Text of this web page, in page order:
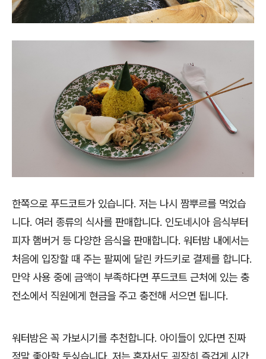
한쪽으로 푸드코트가 있습니다. 저는 나시 짬뿌르를 먹었습
니다. 여러 종류의 식사를 판매합니다. 인도네시아 음식부터
피자 햄버거 등 다양한 음식을 판매합니다. 워터밤 내에서는
처음에 입장할 때 주는 팔찌에 달린 카드키로 결제를 합니다.
만약 사용 중에 금액이 부족하다면 푸드코트 근처에 있는 충
전소에서 직원에게 현금을 주고 충전해 서으면 됩니다.
워터밤은 꼭 가보시기를 추천합니다. 아이들이 있다면 진짜
정말 좋아할 듯싶습니다. 저는 혼자서도 굉장히 즐겁게 시간